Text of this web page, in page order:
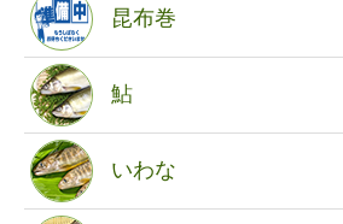
昆布巻
鮎
いわな